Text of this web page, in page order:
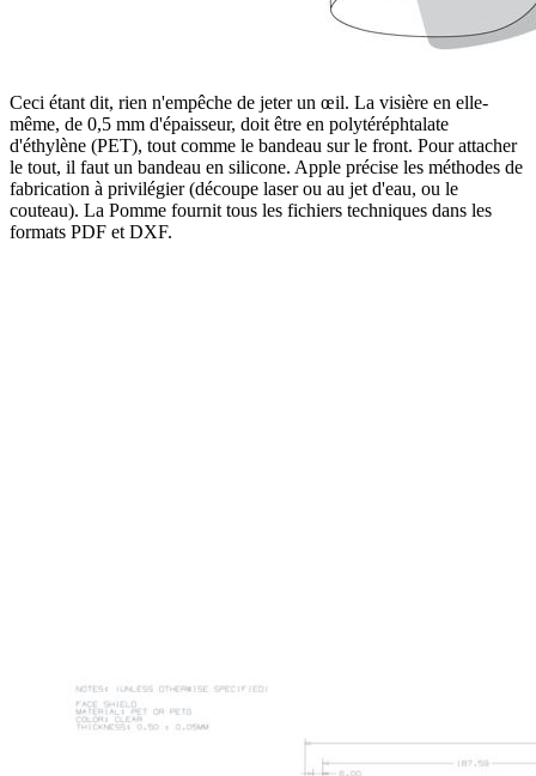
Ceci étant dit, rien n'empêche de jeter un œil. La visière en elle-
même, de 0,5 mm d'épaisseur, doit être en polytéréphtalate
d'éthylène (PET), tout comme le bandeau sur le front. Pour attacher
le tout, il faut un bandeau en silicone. Apple précise les méthodes de
fabrication à privilégier (découpe laser ou au jet d'eau, ou le
couteau). La Pomme fournit tous les fichiers techniques dans les
formats PDF et DXF.